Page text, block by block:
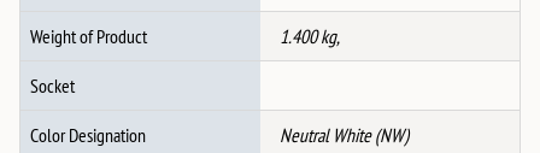
Weight of Product 1.400 kg,
Socket
Color Designation Neutral White (NW)